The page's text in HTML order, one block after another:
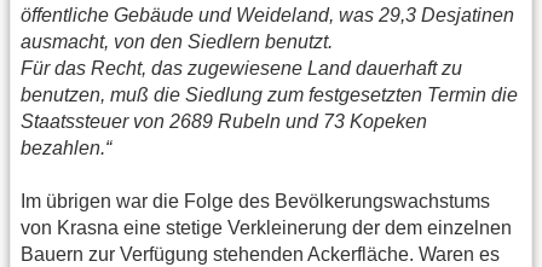
öffentliche Gebäude und Weideland, was 29,3 Desjatinen
ausmacht, von den Siedlern benutzt.
Für das Recht, das zugewiesene Land dauerhaft zu
benutzen, muß die Siedlung zum festgesetzten Termin die
Staatssteuer von 2689 Rubeln und 73 Kopeken
bezahlen.“
Im übrigen war die Folge des Bevölkerungswachstums
von Krasna eine stetige Verkleinerung der dem einzelnen
Bauern zur Verfügung stehenden Ackerfläche. Waren es